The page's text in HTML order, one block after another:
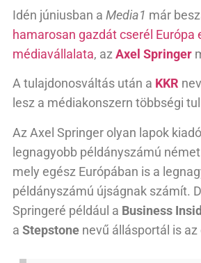
Idén júniusban a Media1 már
hamarosan gazdát cserél Európa
médiavállalata, az Axel Springer
A tulajdonosváltás után a KKR
lesz a médiakonszern többségi
Az Axel Springer olyan lapok
legnagyobb példányszámú
mely egész Európában is a
példányszámú újságnak számít.
Springeré például a Business
a Stepstone nevű állásportál is az